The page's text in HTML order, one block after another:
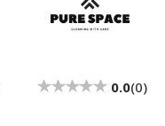
0.0(0)